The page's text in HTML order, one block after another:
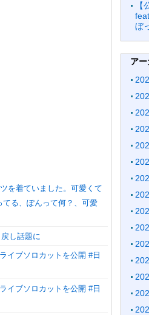
を着ていました。可愛くて
る、ぽんって何？、可愛
し話題に
イブソロカットを公開 #日
イブソロカットを公開 #日
ぼ
ア